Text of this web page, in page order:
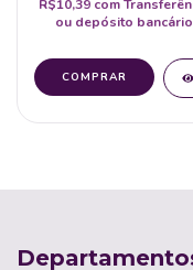
R$10,39 com
ou depósito bancário